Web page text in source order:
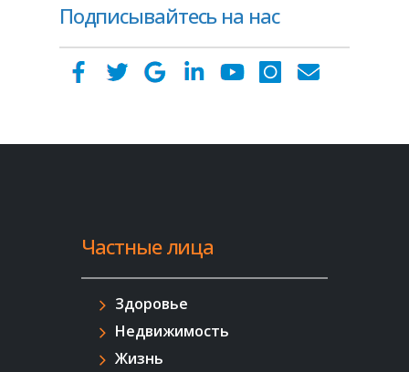
Подписывайтесь на нас
Частные лица
Здоровье
Недвижимость
Жизнь